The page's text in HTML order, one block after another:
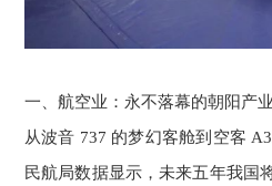
一、航空业：永不落幕的朝阳产业
从波音 737 的梦幻客舱到空客
民航局数据显示，未来五年我国